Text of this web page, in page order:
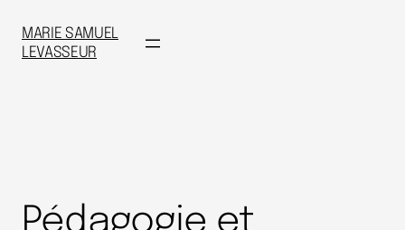
MARIE SAMUEL
LEVASSEUR
Pédagogie et